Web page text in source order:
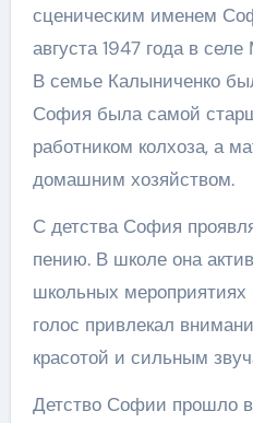
сценическим именем
августа 1947 года в
В семье Калыниченко
София была самой
работником колхоза, а
домашним хозяйством.
С детства София
пению. В школе она
школьных
голос привлекал
красотой и сильным
Детство Софии прошло